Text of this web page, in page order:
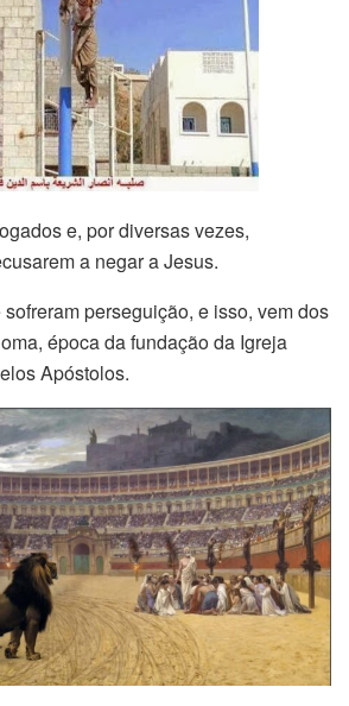
e, por diversas vezes,
a negar a Jesus.
perseguição, e isso, vem dos
época da fundação da Igreja
Apóstolos.